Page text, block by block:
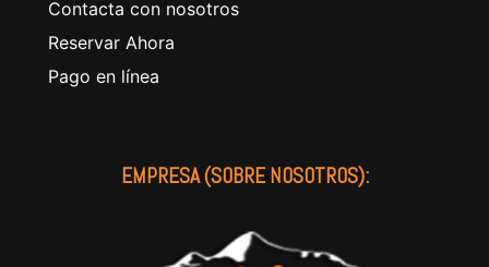
Contacta con nosotros
Reservar Ahora
Pago en línea
EMPRESA (SOBRE NOSOTROS):